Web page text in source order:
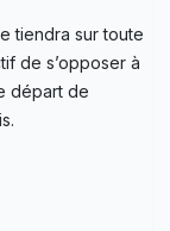
tiendra sur toute
de s’opposer à
départ de